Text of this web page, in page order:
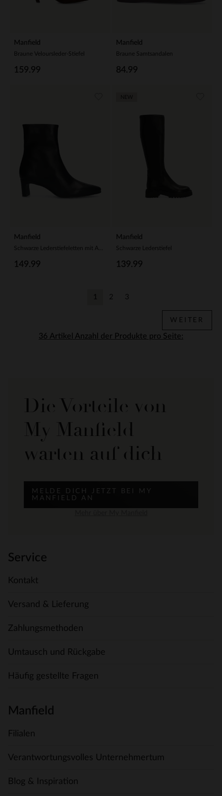
Manfield
Braune Veloursleder-Stiefel
159.99
Manfield
Braune Samtsandalen
84.99
Manfield
149.99
Manfield
Schwarze Lederstiefel
139.99
Anzahl der Produkte pro Seite:
1 2 3
WEITER
Die Vorteile von
My Manfield
warten auf dich
MELDE DICH JETZT BEI MY
MANFIELD AN
Service
Kontakt
Versand & Lieferung
Zahlungsmethoden
Umtausch und Rückgabe
Häufig gestellte Fragen
Manfield
Filialen
Verantwortungsvolles Unternehmertum
Blog & Inspiration